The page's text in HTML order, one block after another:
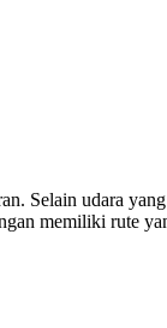
udara
memiliki rute